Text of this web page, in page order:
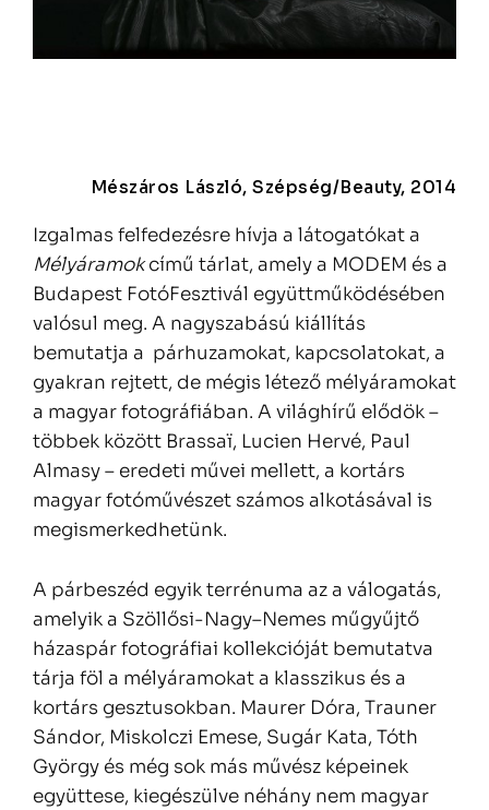
Mészáros László, Szépség/Beauty, 2014
Izgalmas felfedezésre hívja a látogatókat a
Mélyáramokcímű tárlat, amely a MODEM és a
Budapest FotóFesztivál együttműködésében
valósul meg. A nagyszabású kiállítás
bemutatja a párhuzamokat, kapcsolatokat, a
gyakran rejtett, de mégis létező mélyáramokat
a magyar fotográfiában. A világhírű elődök –
többek között Brassaï, Lucien Hervé, Paul
Almasy – eredeti művei mellett, a kortárs
magyar fotóművészet számos alkotásával is
megismerkedhetünk.
A párbeszéd egyik terrénuma az a válogatás,
amelyik a Szöllősi-Nagy–Nemes műgyűjtő
házaspár fotográfiai kollekcióját bemutatva
tárja föl a mélyáramokat a klasszikus és a
kortárs gesztusokban. Maurer Dóra, Trauner
Sándor, Miskolczi Emese, Sugár Kata, Tóth
György és még sok más művész képeinek
együttese, kiegészülve néhány nem magyar